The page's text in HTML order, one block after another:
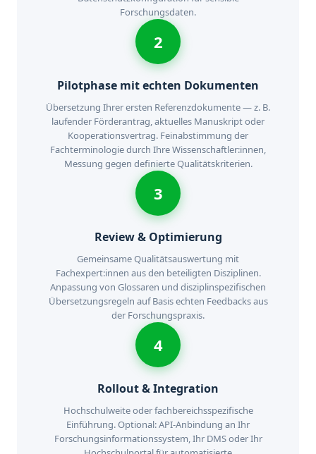
Forschungsdaten.
2
Pilotphase mit echten Dokumenten
Übersetzung Ihrer ersten Referenzdokumente — z. B.
laufender Förderantrag, aktuelles Manuskript oder
Kooperationsvertrag. Feinabstimmung der
Fachterminologie durch Ihre Wissenschaftler:innen,
Messung gegen definierte Qualitätskriterien.
3
Review & Optimierung
Gemeinsame Qualitätsauswertung mit
Fachexpert:innen aus den beteiligten Disziplinen.
Anpassung von Glossaren und disziplinspezifischen
Übersetzungsregeln auf Basis echten Feedbacks aus
der Forschungspraxis.
4
Rollout & Integration
Hochschulweite oder fachbereichsspezifische
Einführung. Optional: API-Anbindung an Ihr
Forschungsinformationssystem, Ihr DMS oder Ihr